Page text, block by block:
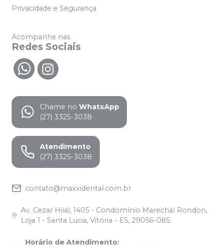
Privacidade e Segurança
Acompanhe nas
Redes Sociais
Chame no WhatsApp
(27) 3325-3038
Atendimento
(27) 3325-3038
contato@maxxidental.com.br
Av. Cezar Hilal, 1405 - Condomínio Marechal Rondon,
Loja 1 - Santa Lucia, Vitória - ES, 29056-085.
Horário de Atendimento: